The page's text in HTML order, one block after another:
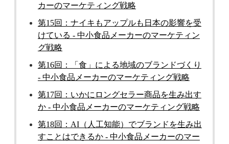
カーのマーケティング戦略
第15回：ナイキもアップルも日本の影響を受
けている - 中小食品メーカーのマーケティン
グ戦略
第16回：「食」による地域のブランドづくり
- 中小食品メーカーのマーケティング戦略
第17回：いかにロングセラー商品を生み出す
か - 中小食品メーカーのマーケティング戦略
第18回：AI（人工知能）でブランドを生み出
すことはできるか - 中小食品メーカーのマー